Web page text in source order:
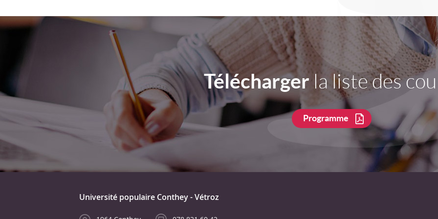
Télécharger la liste des
Programme
Université populaire Conthey - Vétroz